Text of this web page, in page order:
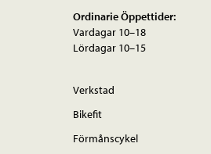
Ordinarie Öppettider:
Vardagar 10–18
Lördagar 10–15
Verkstad
Bikefit
Förmånscykel